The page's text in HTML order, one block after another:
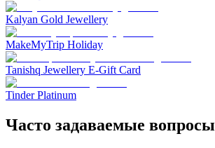
Kalyan Gold Jewellery
MakeMyTrip Holiday
Tanishq Jewellery E-Gift Card
Tinder Platinum
Часто задаваемые вопросы